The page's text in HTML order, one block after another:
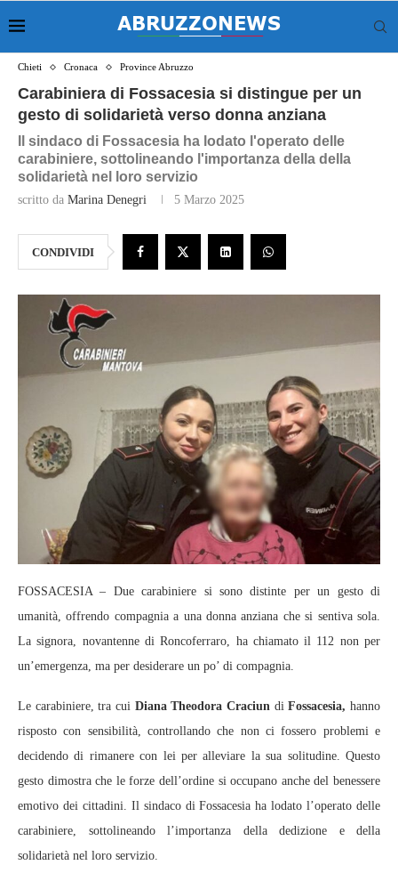
Chieti Cronaca Province Abruzzo
Carabiniera di Fossacesia si distingue per un
gesto di solidarietà verso donna anziana
Il sindaco di Fossacesia ha lodato l'operato delle
carabiniere, sottolineando l'importanza della della
solidarietà nel loro servizio
scritto da Marina Denegri 5 Marzo 2025
CONDIVIDI
FOSSACESIA – Due carabiniere si sono distinte per un gesto di
umanità, offrendo compagnia a una donna anziana che si sentiva sola.
La signora, novantenne di Roncoferraro, ha chiamato il 112 non per
un’emergenza, ma per desiderare un po’ di compagnia.
Le carabiniere, tra cui Diana Theodora Craciun diFossacesia, hanno
risposto con sensibilità, controllando che non ci fossero problemi e
decidendo di rimanere con lei per alleviare la sua solitudine. Questo
gesto dimostra che le forze dell’ordine si occupano anche del benessere
emotivo dei cittadini. Il sindaco di Fossacesia ha lodato l’operato delle
carabiniere, sottolineando l’importanza della dedizione e della
solidarietà nel loro servizio.